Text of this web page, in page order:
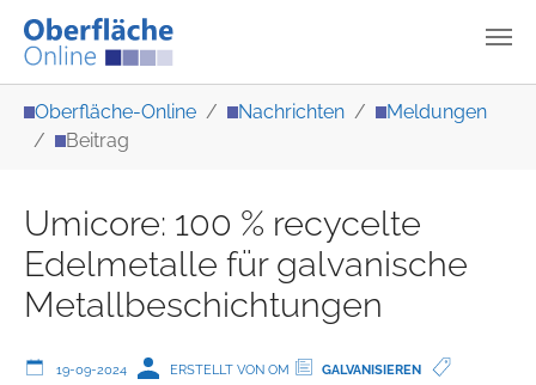
Oberfläche-Online Nachrichten
Meldungen
Beitrag
Umicore: 100 % recycelte
Edelmetalle für galvanische
Metallbeschichtungen
19-09-2024 ERSTELLT VON OM
GALVANISIEREN